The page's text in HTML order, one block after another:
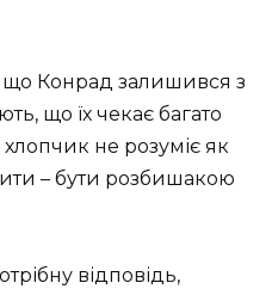
що Конрад залишився з
що їх чекає багато
не розуміє як
– бути розбишакою
відповідь,